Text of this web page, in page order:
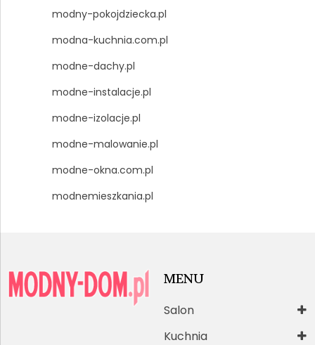
modny-pokojdziecka.pl
modna-kuchnia.com.pl
modne-dachy.pl
modne-instalacje.pl
modne-izolacje.pl
modne-malowanie.pl
modne-okna.com.pl
modnemieszkania.pl
MENU
Salon
Kuchnia